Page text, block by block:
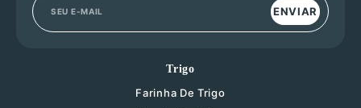
ENVIAR
Trigo
Farinha De Trigo